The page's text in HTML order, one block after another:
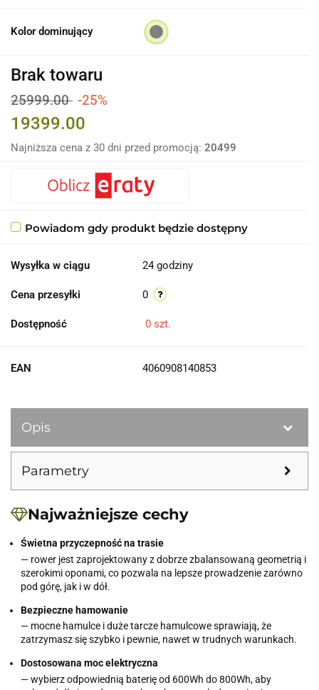
Kolor dominujący
Brak towaru
25999.00 -25%
19399.00
Najniższa cena z 30 dni przed promocją: 20499
Powiadom gdy produkt będzie dostępny
Wysyłka w ciągu 24 godziny
Cena przesyłki 0
Dostępność 0 szt.
EAN 4060908140853
Opis
Parametry
Najważniejsze cechy
Świetna przyczepność na trasie
— rower jest zaprojektowany z dobrze zbalansowaną geometrią i
szerokimi oponami, co pozwala na lepsze prowadzenie zarówno
pod górę, jak i w dół.
Bezpieczne hamowanie
— mocne hamulce i duże tarcze hamulcowe sprawiają, że
zatrzymasz się szybko i pewnie, nawet w trudnych warunkach.
Dostosowana moc elektryczna
— wybierz odpowiednią baterię od 600Wh do 800Wh, aby